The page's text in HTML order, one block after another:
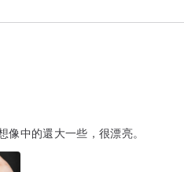
中的還大一些，很漂亮。